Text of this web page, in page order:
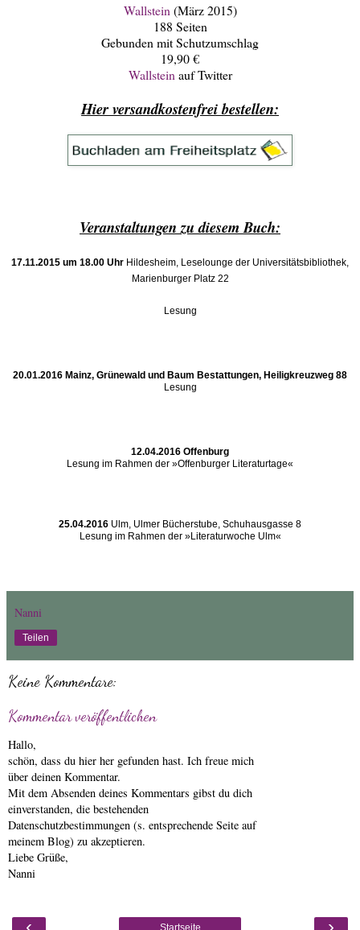
Wallstein (März 2015)
188 Seiten
Gebunden mit Schutzumschlag
19,90 €
Wallstein auf Twitter
Hier versandkostenfrei bestellen:
Veranstaltungen zu diesem Buch:
17.11.2015 um 18.00 Uhr Hildesheim, Leselounge der Universitätsbibliothek,
Marienburger Platz 22
Lesung
20.01.2016 Mainz, Grünewald und Baum Bestattungen, Heiligkreuzweg 88
Lesung
12.04.2016 Offenburg
Lesung im Rahmen der »Offenburger Literaturtage«
25.04.2016 Ulm, Ulmer Bücherstube, Schuhausgasse 8
Lesung im Rahmen der »Literaturwoche Ulm«
Nanni
Teilen
Keine Kommentare:
Kommentar veröffentlichen
Hallo,
schön, dass du hier her gefunden hast. Ich freue mich
über deinen Kommentar.
Mit dem Absenden deines Kommentars gibst du dich
einverstanden, die bestehenden
Datenschutzbestimmungen (s. entsprechende Seite auf
meinem Blog) zu akzeptieren.
Liebe Grüße,
Nanni